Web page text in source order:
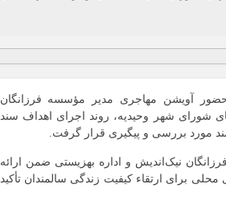
آویشن مهاجری مدیر مؤسسه فرزانگان
شورای شهر وحیدیه، روند اجرای اهداف سند
مورد بررسی و پیگیری قرار گرفت.
نیک‌اندیش و اداره بهزیستی ضمن ارائه
برای ارتقاء کیفیت زندگی سالمندان تأکید